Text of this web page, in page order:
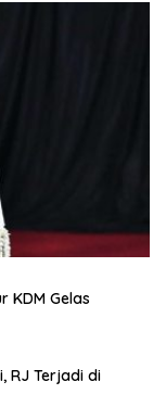
KDM Gelas
RJ Terjadi di